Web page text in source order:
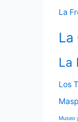
La
La
La
Los
Museo